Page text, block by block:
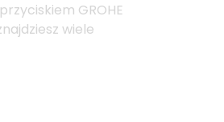
GROHE
wiele